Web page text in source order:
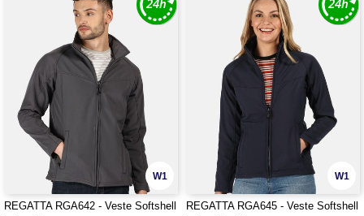
W1
REGATTA RGA642 - Veste Softshell
W1
REGATTA RGA645 - Veste Softshell